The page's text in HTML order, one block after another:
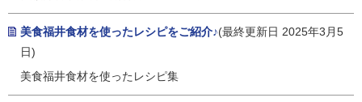
美食福井食材を使ったレシピをご紹介♪(最終更新日 2025年3月5
日)
美食福井食材を使ったレシピ集